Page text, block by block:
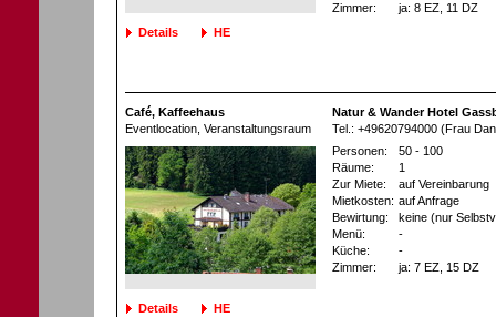
Details HE
Zimmer:
ja: 8 EZ , 11 DZ
Café, Kaffeehaus
Eventlocation , Veranstaltungsraum
Natur & Wander Hotel
Tel.: +49620794000 (Frau
Details HE
Personen:
50 - 100
Räume:
1
Zur Miete:
auf Vereinbarung
Mietkosten: auf Anfrage
Bewirtung:
keine (nur
Menü:
-
Küche:
-
Zimmer:
ja: 7 EZ , 15 DZ